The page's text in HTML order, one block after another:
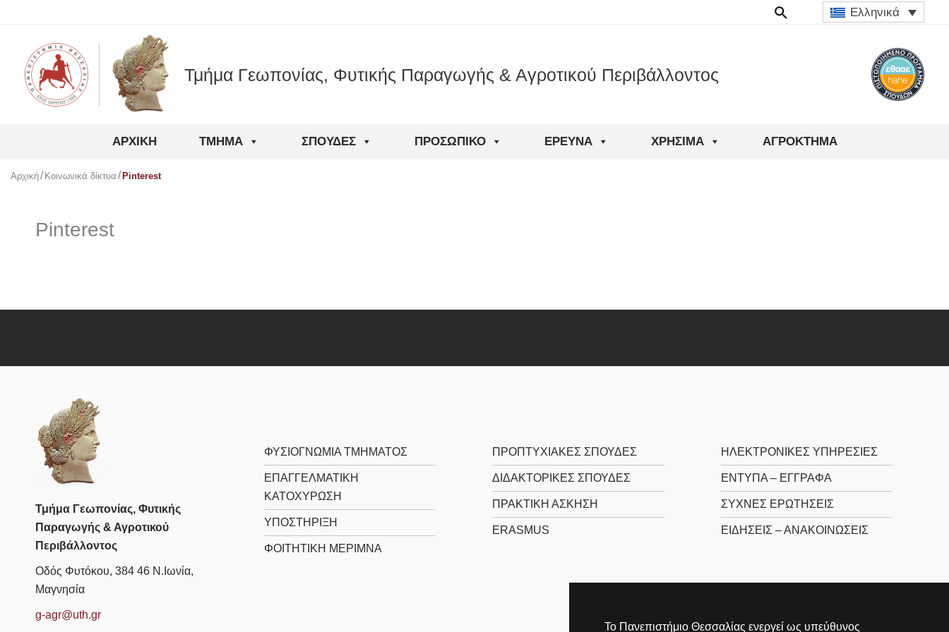
περιεχόμενο
Το Πανεπιστήμιο Θεσσαλίας ενεργεί ως υπεύθυνος
Ελληνικά
Τμήμα Γεωπονίας, Φυτικής Παραγωγής & Αγροτικού Περιβάλλοντος
ΑΡΧΙΚΉ ΤΜΉΜΑ ΣΠΟΥΔΈΣ ΠΡΟΣΩΠΙΚΌ ΈΡΕΥΝΑ ΧΡΉΣΙΜΑ ΑΓΡΟΚΤΗΜΑ
Αρχική Κοινωνικά δίκτυα Pinterest
Pinterest
Τμήμα Γεωπονίας, Φυτικής
Παραγωγής & Αγροτικού
Περιβάλλοντος
Οδός Φυτόκου, 384 46 Ν.Ιωνία,
Μαγνησία
g-agr@uth.gr
ΦΥΣΙΟΓΝΩΜΙΑ ΤΜΗΜΑΤΟΣ
ΕΠΑΓΓΕΛΜΑΤΙΚΗ
ΚΑΤΟΧΥΡΩΣΗ
ΥΠΟΣΤΗΡΙΞΗ
ΦΟΙΤΗΤΙΚΗ ΜΕΡΙΜΝΑ
ΠΡΟΠΤΥΧΙΑΚΕΣ ΣΠΟΥΔΕΣ
ΔΙΔΑΚΤΟΡΙΚΕΣ ΣΠΟΥΔΕΣ
ΠΡΑΚΤΙΚΗ ΑΣΚΗΣΗ
ERASMUS
ΗΛΕΚΤΡΟΝΙΚΕΣ ΥΠΗΡΕΣΙΕΣ
ΕΝΤΥΠΑ – ΕΓΓΡΑΦΑ
ΣΥΧΝΕΣ ΕΡΩΤΗΣΕΙΣ
ΕΙΔΗΣΕΙΣ – ΑΝΑΚΟΙΝΩΣΕΙΣ